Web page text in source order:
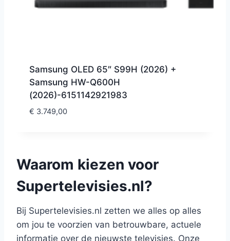
Samsung OLED 65″ S99H (2026) +
Samsung HW-Q600H
(2026)-6151142921983
€ 3.749,00
Waarom kiezen voor
Supertelevisies.nl?
Bij Supertelevisies.nl zetten we alles op alles
om jou te voorzien van betrouwbare, actuele
informatie over de nieuwste televisies. Onze